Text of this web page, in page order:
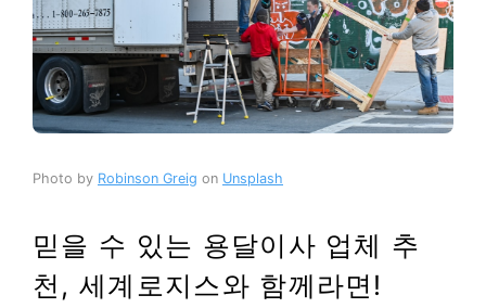
Photo by Robinson Greig on Unsplash
믿을 수 있는 용달이사 업체 추
천, 세계로지스와 함께라면!